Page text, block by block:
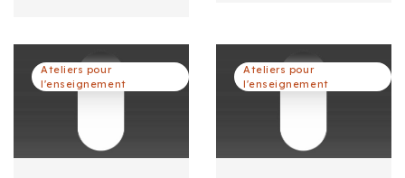
Ateliers pour
l'enseignement
Ateliers pour
l'enseignement